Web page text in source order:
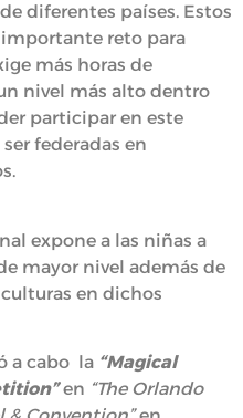
diferentes países. Estos
reto para
más horas de
nivel más alto dentro
participar en este
federadas en
expone a las niñas a
mayor nivel además de
en dichos
a cabo la “Magical
en “The Orlando